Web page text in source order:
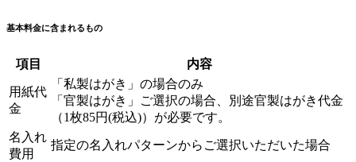
基本料金に含まれるもの
項目 内容
用紙代
金
「私製はがき」の場合のみ
「官製はがき」ご選択の場合、別途官製はがき代金
（1枚85円(税込)）が必要です。
名入れ
費用
指定の名入れパターンからご選択いただいた場合